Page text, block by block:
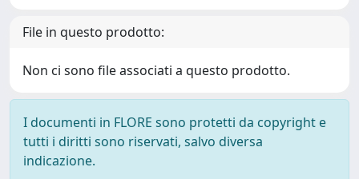
File in questo prodotto:
Non ci sono file associati a questo prodotto.
I documenti in FLORE sono protetti da copyright e
tutti i diritti sono riservati, salvo diversa
indicazione.